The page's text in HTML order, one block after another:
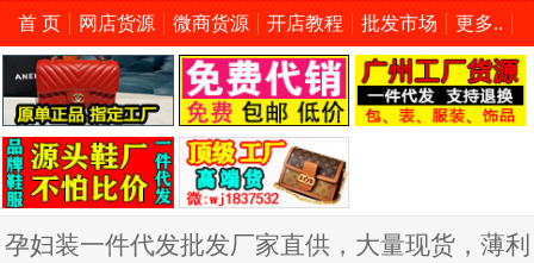
首 页 网店货源 微商货源 开店教程 批发市场 更多..
孕妇装一件代发批发厂家直供，大量现货，薄利